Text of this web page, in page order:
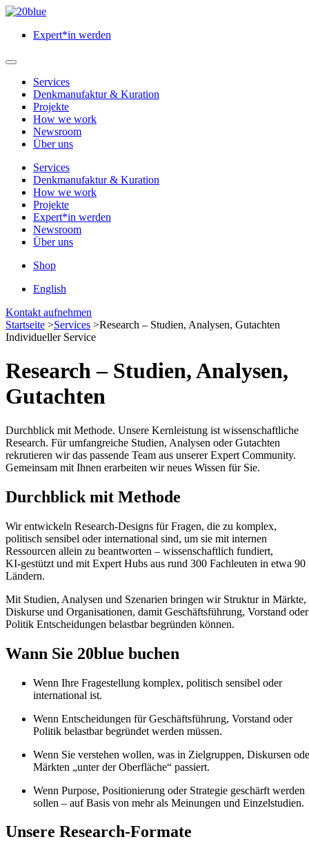
Zum
springenExpert*in werden
Hauptmenü
öffnenServices
Denkmanufaktur & Kuration
Projekte
How we work
Newsroom
Über uns
Services
Denkmanufaktur & Kuration
How we work
Projekte
Expert*in werden
Newsroom
Über uns
Shop
English
Menü
schließen
Kontakt aufnehmen
Startseite >Services >Research – Studien, Analysen, Gutachten
Individueller Service
Research – Studien, Analysen,
Gutachten
Durchblick mit Methode. Unsere Kernleistung ist wissenschaftliche
Research. Für umfangreiche Studien, Analysen oder Gutachten
rekrutieren wir das passende Team aus unserer Expert Community.
Gemeinsam mit Ihnen erarbeiten wir neues Wissen für Sie.
Durchblick mit Methode
Wir entwickeln Research‑Designs für Fragen, die zu komplex,
politisch sensibel oder international sind, um sie mit internen
Ressourcen allein zu beantworten – wissenschaftlich fundiert,
KI‑gestützt und mit Expert Hubs aus rund 300 Fachleuten in etwa 90
Ländern.
Mit Studien, Analysen und Szenarien bringen wir Struktur in Märkte,
Diskurse und Organisationen, damit Geschäftsführung, Vorstand oder
Politik Entscheidungen belastbar begründen können.
Wann Sie 20blue buchen
Wenn Ihre Fragestellung komplex, politisch sensibel oder
international ist.
Wenn Entscheidungen für Geschäftsführung, Vorstand oder
Politik belastbar begründet werden müssen.
Wenn Sie verstehen wollen, was in Zielgruppen, Diskursen
Märkten „unter der Oberfläche“ passiert.
Wenn Purpose, Positionierung oder Strategie geschärft werden
sollen – auf Basis von mehr als Meinungen und Einzelstudien.
Unsere Research‑Formate